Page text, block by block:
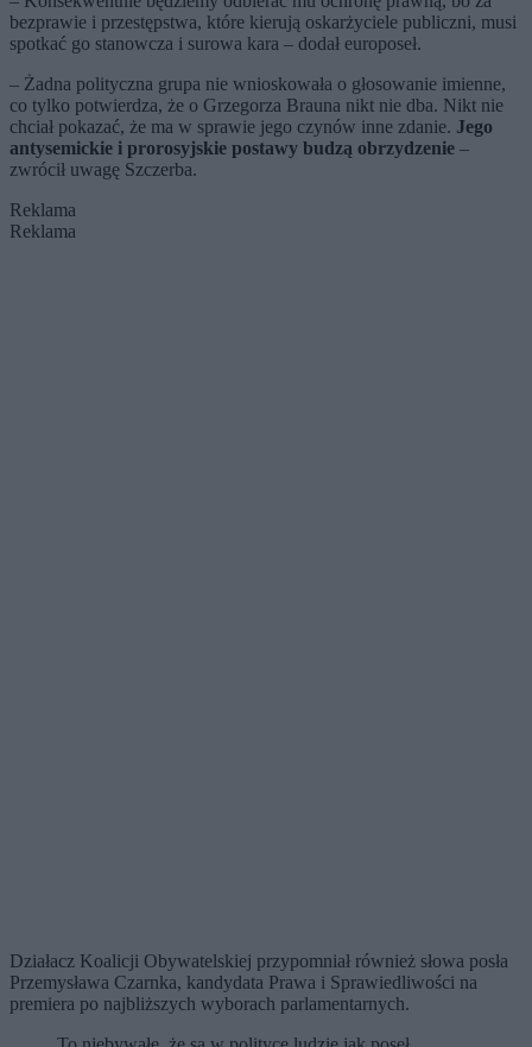
bezprawie i przestępstwa, które kierują oskarżyciele publiczni, musi
spotkać go stanowcza i surowa kara – dodał europoseł.
– Żadna polityczna grupa nie wnioskowała o głosowanie imienne,
co tylko potwierdza, że o Grzegorza Brauna nikt nie dba. Nikt nie
chciał pokazać, że ma w sprawie jego czynów inne zdanie. Jego
antysemickie i prorosyjskie postawy budzą obrzydzenie –
zwrócił uwagę Szczerba.
Reklama
Reklama
Działacz Koalicji Obywatelskiej przypomniał również słowa posła
Przemysława Czarnka, kandydata Prawa i Sprawiedliwości na
premiera po najbliższych wyborach parlamentarnych.